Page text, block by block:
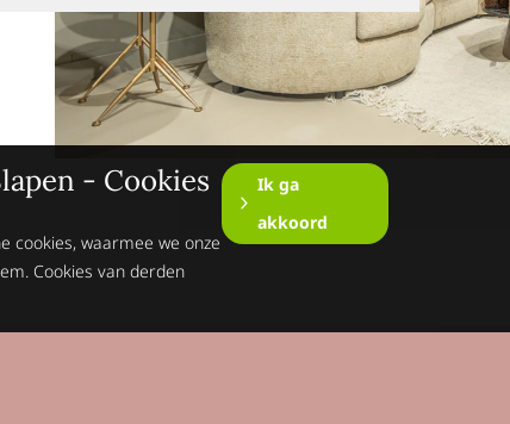
- Cookies
cookies, waarmee we onze
Cookies van derden
Ik ga
akkoord